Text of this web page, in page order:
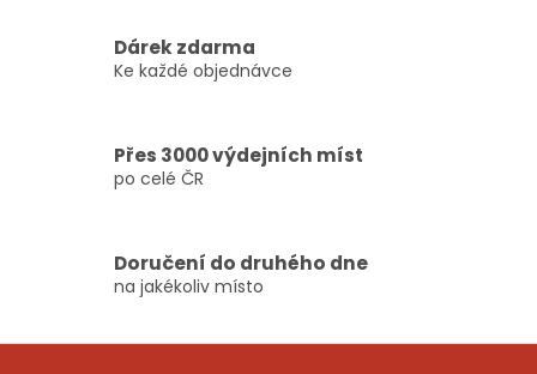
y
p
i
Dárek zdarma
Ke každé objednávce
Přes 3000 výdejních míst
po celé ČR
Doručení do druhého dne
na jakékoliv místo
Z